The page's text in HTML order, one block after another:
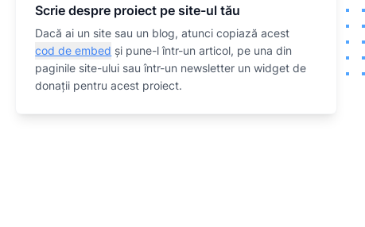
Scrie despre proiect pe site-ul tău
Dacă ai un site sau un blog, atunci copiază acest
cod de embed și pune-l într-un articol, pe una din
paginile site-ului sau într-un newsletter un widget de
donații pentru acest proiect.